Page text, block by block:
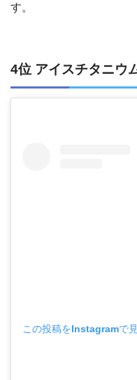
す。
4位 アイスチタニウ
この投稿をInstagramで